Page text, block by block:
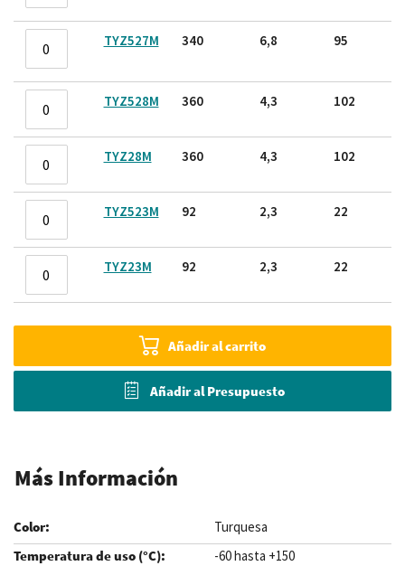
TYZ527M 340 6,8 95
TYZ528M 360 4,3 102
TYZ28M 360 4,3 102
TYZ523M 92 2,3 22
TYZ23M 92 2,3 22
Añadir al carrito
Añadir al Presupuesto
Más Información
Turquesa
-60 hasta +150